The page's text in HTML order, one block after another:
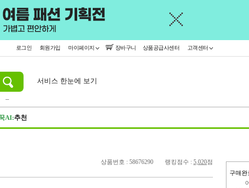
로그인 회원가입 마이페이지 장바구니 상품공급사센터 고객센터
서비스 한눈에 보기
AI:추천
구매완
오
상품번호 : 58676290 랭킹점수 : 5,020점